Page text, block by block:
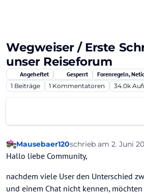
Wegweiser / Erste
unser Reiseforum
Angeheftet Gesperrt
Forenregeln,
1 Beiträge 1 Kommentatoren 34.0k
Offline
Mausebaer120schrieb am 2. Juni
zuletzt editiert von
Hallo liebe Community,
nachdem viele User den Unterschied
und einem Chat nicht kennen,